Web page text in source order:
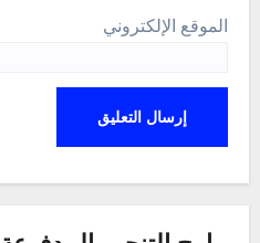
الموقع الإلكتروني